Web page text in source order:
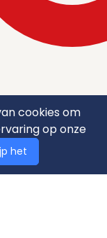
cookies om
op onze
het